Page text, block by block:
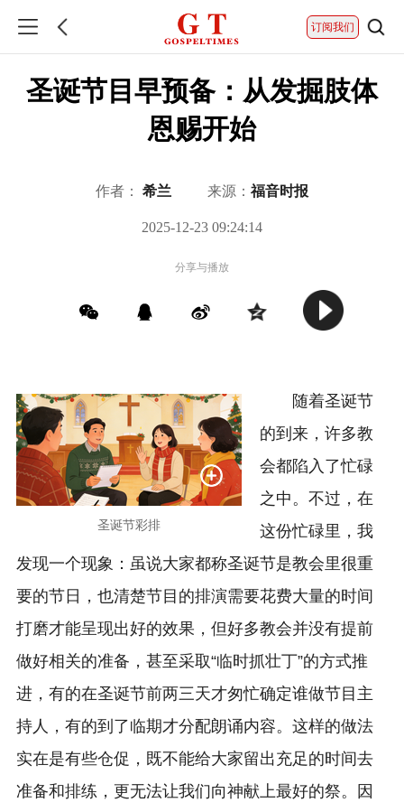
订阅我们
圣诞节目早预备：从发掘肢体
恩赐开始
作者： 希兰 来源： 福音时报
2025-12-23 09:24:14
分享与播放
圣诞节彩排
随着圣诞节
的到来，许多教
会都陷入了忙碌
之中。不过，在
这份忙碌里，我
发现一个现象：虽说大家都称圣诞节是教会里很重
要的节日，也清楚节目的排演需要花费大量的时间
打磨才能呈现出好的效果，但好多教会并没有提前
做好相关的准备，甚至采取“临时抓壮丁”的方式推
进，有的在圣诞节前两三天才匆忙确定谁做节目主
持人，有的到了临期才分配朗诵内容。这样的做法
实在是有些仓促，既不能给大家留出充足的时间去
准备和排练，更无法让我们向神献上最好的祭。因